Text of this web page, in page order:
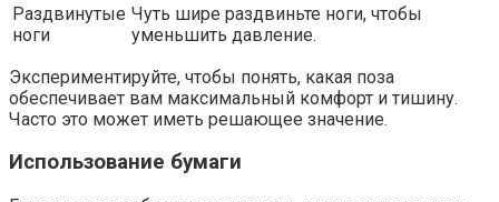
Раздвинутые
ноги
Чуть шире раздвиньте ноги, чтобы
уменьшить давление.
Экспериментируйте, чтобы понять, какая поза
обеспечивает вам максимальный комфорт и тишину.
Часто это может иметь решающее значение.
Использование бумаги